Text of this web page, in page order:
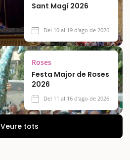
Sant Magí 2026
Del 10 al 19 d'ago de 2026
Roses
Festa Major de Roses
2026
Del 11 al 16 d'ago de 2026
Veure tots